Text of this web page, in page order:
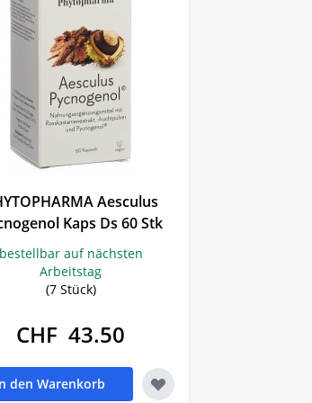
Aesculus
Kaps Ds 60 Stk
auf nächsten
Arbeitstag
(7 Stück)
CHF 43.50
den Warenkorb